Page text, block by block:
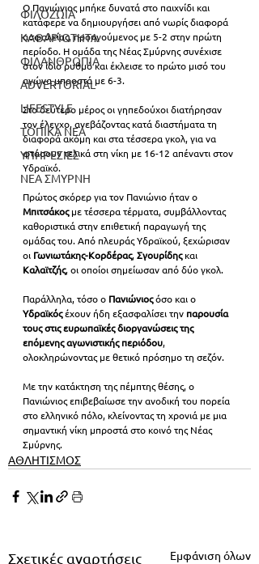
ΦΙΛΟΖΩΙΑ
ΚΑΘΑΡΙΟΤΗΤΑ
ΦΙΛΑΝΘΡΩΠΙΑ
ADVERTORIAL
LIFESTYLE
ΤΟΠΙΚΑ ΝΕΑ
ΥΠΗΡΕΣΙΕΣ
ΝΕΑ ΣΜΥΡΝΗ
Ο Πανιώνιος μπήκε δυνατά στο παιχνίδι και
κατάφερε να δημιουργήσει από νωρίς διαφορά
ασφαλείας, προηγούμενος με 5-2 στην πρώτη
περίοδο. Η ομάδα της Νέας Σμύρνης συνέχισε
στον ίδιο ρυθμό και έκλεισε το πρώτο μισό του
αγώνα μπροστά με 6-3.
Στο δεύτερο μέρος οι γηπεδούχοι διατήρησαν
τον έλεγχο, ανεβάζοντας κατά διαστήματα τη
διαφορά ακόμη και στα τέσσερα γκολ, για να
φτάσουν τελικά στη νίκη με 16-12 απέναντι στον
Υδραϊκό.
Πρώτος σκόρερ για τον Πανιώνιο ήταν ο
Μπιτσάκος με τέσσερα τέρματα, συμβάλλοντας
καθοριστικά στην επιθετική παραγωγή της
ομάδας του. Από πλευράς Υδραϊκού, ξεχώρισαν
οι Γωνιωτάκης-Κορδέρας, Σγουρίδης και
Καλαϊτζής, οι οποίοι σημείωσαν από δύο γκολ.
Παράλληλα, τόσο ο Πανιώνιος όσο και ο
Υδραϊκός έχουν ήδη εξασφαλίσει την παρουσία
τους στις ευρωπαϊκές διοργανώσεις της
επόμενης αγωνιστικής περιόδου,
ολοκληρώνοντας με θετικό πρόσημο τη σεζόν.
Με την κατάκτηση της πέμπτης θέσης, ο
Πανιώνιος επιβεβαίωσε την ανοδική του πορεία
στο ελληνικό πόλο, κλείνοντας τη χρονιά με μια
σημαντική νίκη μπροστά στο κοινό της Νέας
Σμύρνης.
ΑΘΛΗΤΙΣΜΟΣ
Σχετικές αναρτήσεις Εμφάνιση όλων